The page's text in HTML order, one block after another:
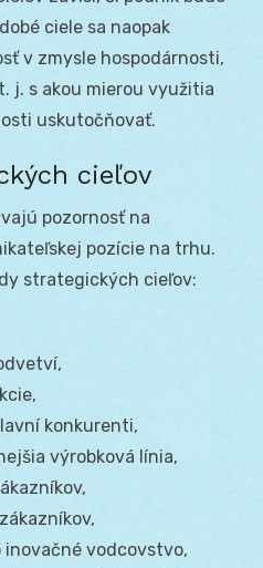
ciele sa naopak
v zmysle hospodárnosti,
j. s akou mierou využitia
uskutočňovať.
cieľov
pozornosť na
pozície na trhu.
strategických cieľov:
konkurenti,
výrobková línia,
vodcovstvo,